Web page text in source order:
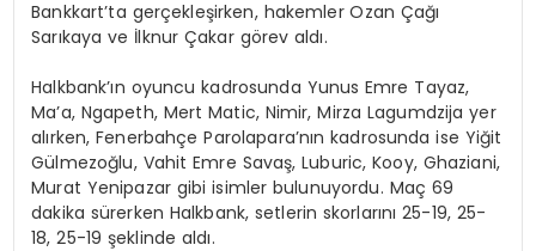
Bankkart’ta gerçekleşirken, hakemler Ozan Çağı
Sarıkaya ve İlknur Çakar görev aldı.
Halkbank’ın oyuncu kadrosunda Yunus Emre Tayaz,
Ma’a, Ngapeth, Mert Matic, Nimir, Mirza Lagumdzija yer
alırken, Fenerbahçe Parolapara’nın kadrosunda ise Yiğit
Gülmezoğlu, Vahit Emre Savaş, Luburic, Kooy, Ghaziani,
Murat Yenipazar gibi isimler bulunuyordu. Maç 69
dakika sürerken Halkbank, setlerin skorlarını 25-19, 25-
18, 25-19 şeklinde aldı.